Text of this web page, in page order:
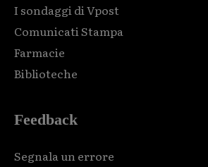
I sondaggi di Vpost
Comunicati Stampa
Farmacie
Biblioteche
Feedback
Segnala un errore